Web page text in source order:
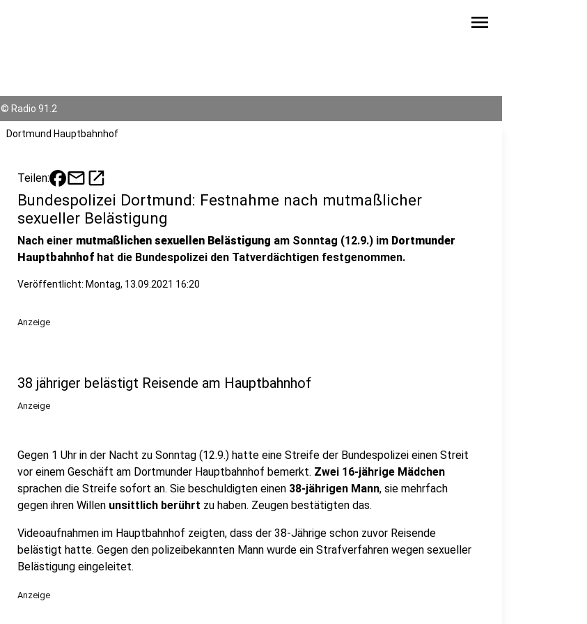
menu
© Radio 91.2
Dortmund Hauptbahnhof
Teilen: mailopen_in_new
Bundespolizei Dortmund: Festnahme nach mutmaßlicher
sexueller Belästigung
Nach einer mutmaßlichen sexuellen Belästigung am Sonntag (12.9.) im Dortmunder
Hauptbahnhof hat die Bundespolizei den Tatverdächtigen festgenommen.
Veröffentlicht: Montag, 13.09.2021 16:20
Anzeige
38 jähriger belästigt Reisende am Hauptbahnhof
Anzeige
Gegen 1 Uhr in der Nacht zu Sonntag (12.9.) hatte eine Streife der Bundespolizei einen Streit
vor einem Geschäft am Dortmunder Hauptbahnhof bemerkt. Zwei 16-jährige Mädchen
sprachen die Streife sofort an. Sie beschuldigten einen 38-jährigen Mann, sie mehrfach
gegen ihren Willen unsittlich berührt zu haben. Zeugen bestätigten das.
Videoaufnahmen im Hauptbahnhof zeigten, dass der 38-Jährige schon zuvor Reisende
belästigt hatte. Gegen den polizeibekannten Mann wurde ein Strafverfahren wegen sexueller
Belästigung eingeleitet.
Anzeige